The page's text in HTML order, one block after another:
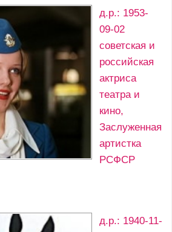
д.р.: 1953-
09-02
советская и
российская
актриса
театра и
кино,
Заслуженная
артистка
РСФСР
д.р.: 1940-11-